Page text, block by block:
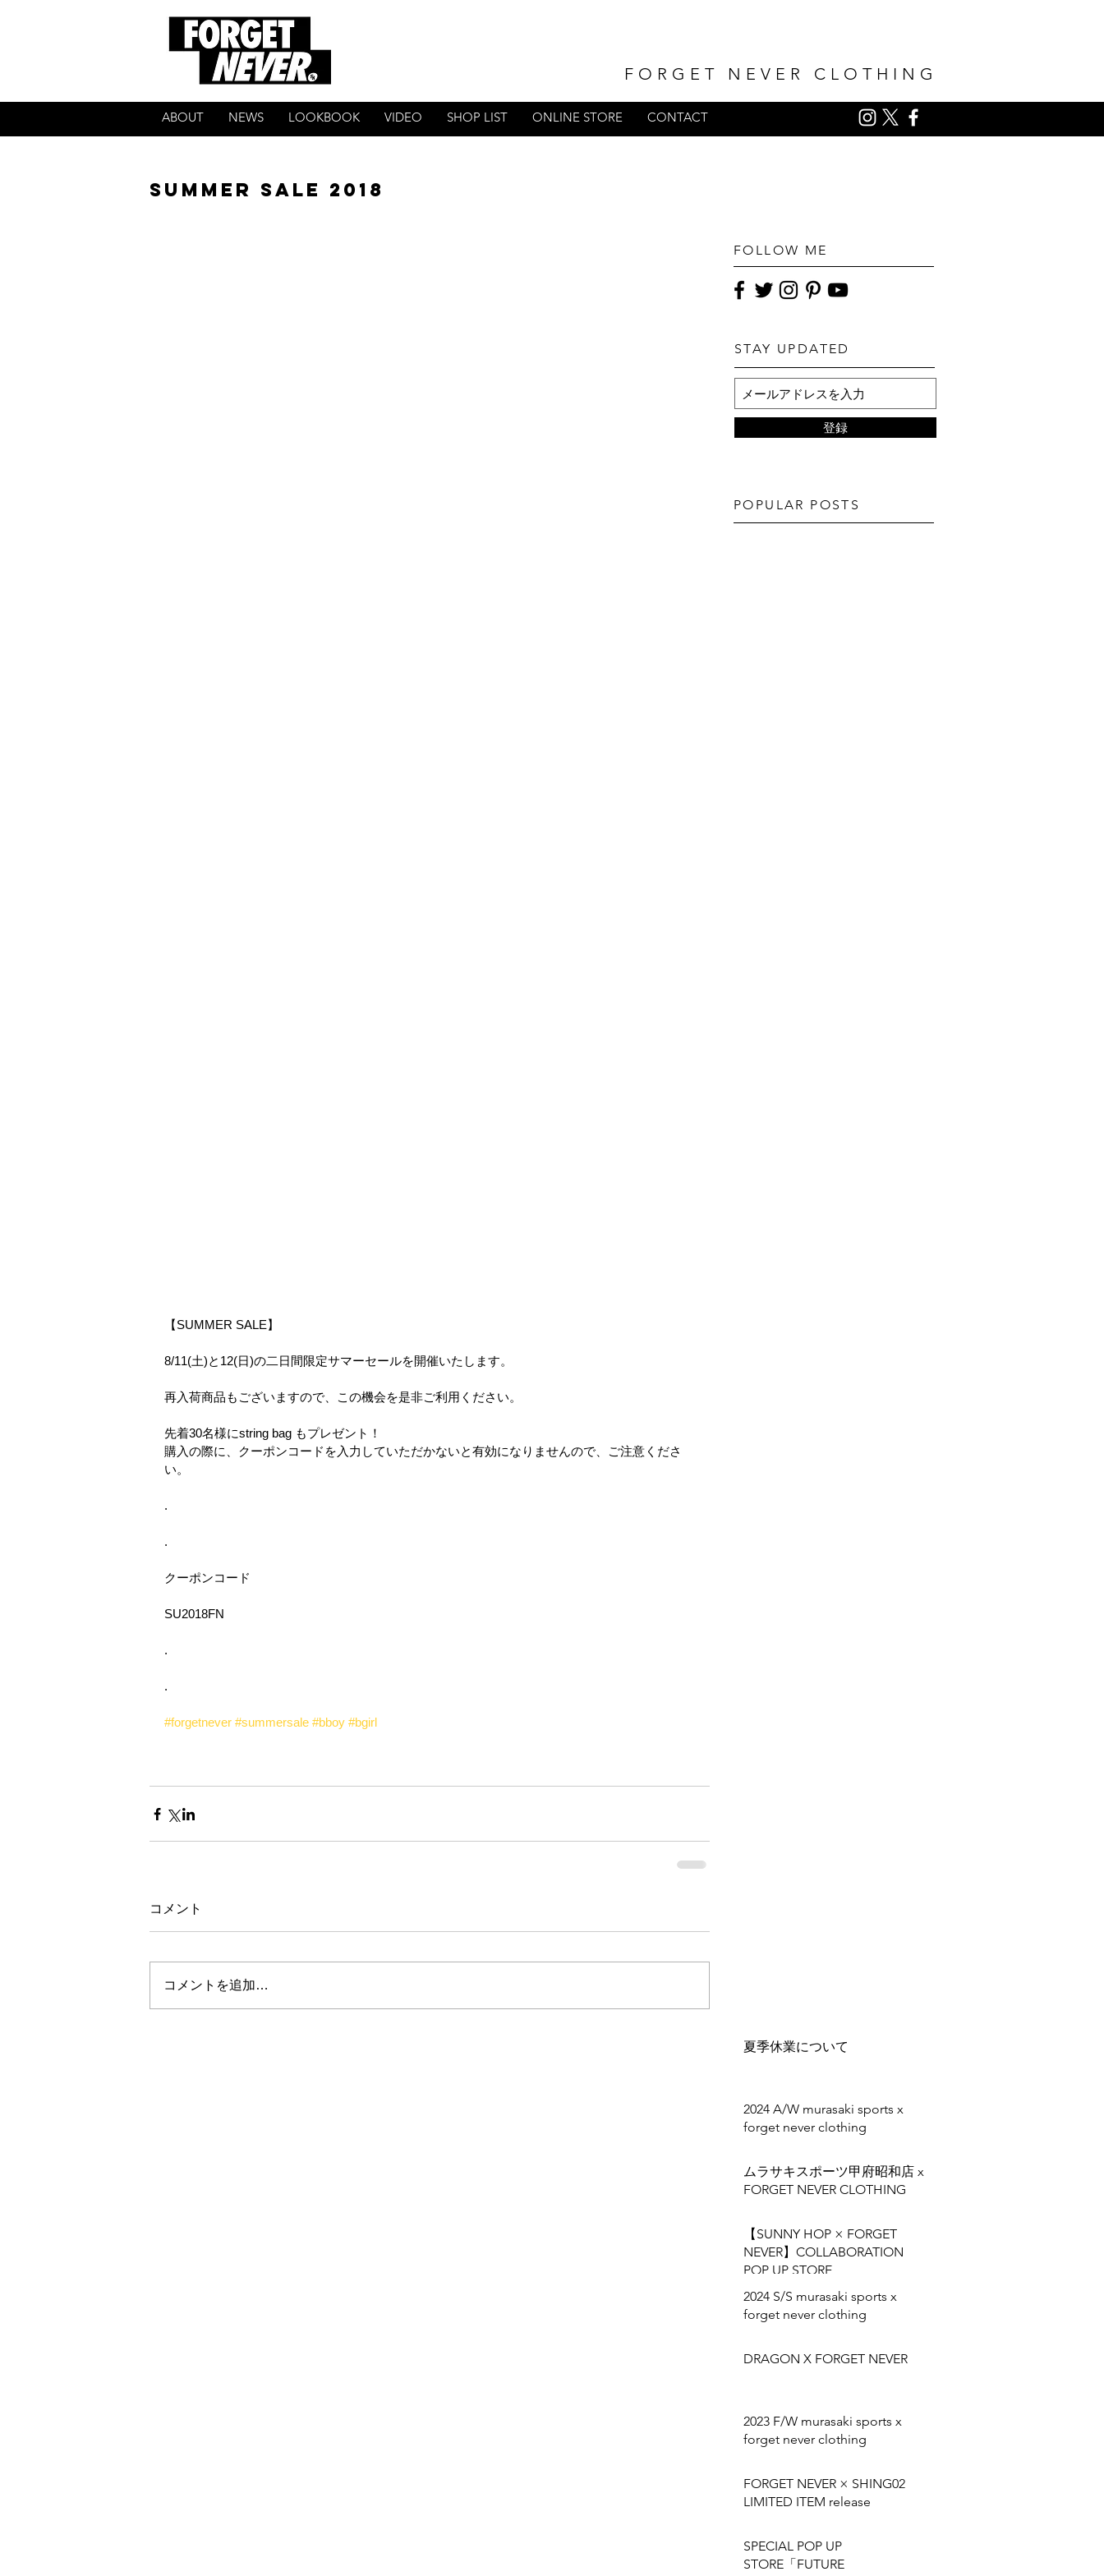
FORGET NEVER CLOTHING
ABOUT NEWS LOOKBOOK VIDEO SHOP LIST ONLINE STORE CONTACT
SUMMER SALE 2018
【SUMMER SALE】﻿
8/11(土)と12(日)の二日間限定サマーセールを開催いたします。﻿
再入荷商品もございますので、この機会を是非ご利用ください。﻿
先着30名様にstring bag もプレゼント！
購入の際に、クーポンコードを入力していただかないと有効になりませんので、ご注意くださ
い。﻿
.﻿
.﻿
クーポンコード﻿
SU2018FN﻿
.﻿
.﻿
#forgetnever #summersale #bboy #bgirl
コメント
コメントを追加…
FOLLOW ME
登録
STAY UPDATED
POPULAR POSTS
夏季休業について
2024 A/W murasaki sports x
forget never clothing
ムラサキスポーツ甲府昭和店 x
FORGET NEVER CLOTHING
【SUNNY HOP × FORGET
NEVER】COLLABORATION
POP UP STORE
2024 S/S murasaki sports x
forget never clothing
DRAGON X FORGET NEVER
2023 F/W murasaki sports x
forget never clothing
FORGET NEVER × SHING02
LIMITED ITEM release
SPECIAL POP UP
STORE「FUTURE